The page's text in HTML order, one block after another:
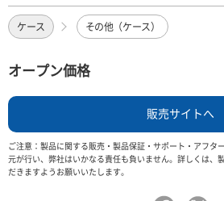
ケース その他（ケース）
オープン価格
販売サイトへ
ご注意：製品に関する販売・製品保証・サポート・アフタ
元が行い、弊社はいかなる責任も負いません。詳しくは、
だきますようお願いいたします。